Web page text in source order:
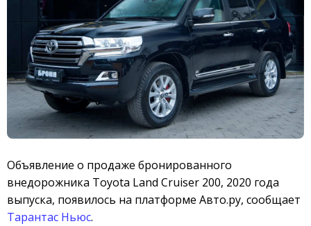
Объявление о продаже бронированного
внедорожника Toyota Land Cruiser 200, 2020 года
выпуска, появилось на платформе Авто.ру, сообщает
Тарантас Ньюс.